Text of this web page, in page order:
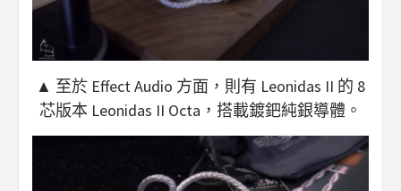
▲ 至於 Effect Audio 方面，則有 Leonidas II 的 8
芯版本 Leonidas II Octa，搭載鍍鈀純銀導體。